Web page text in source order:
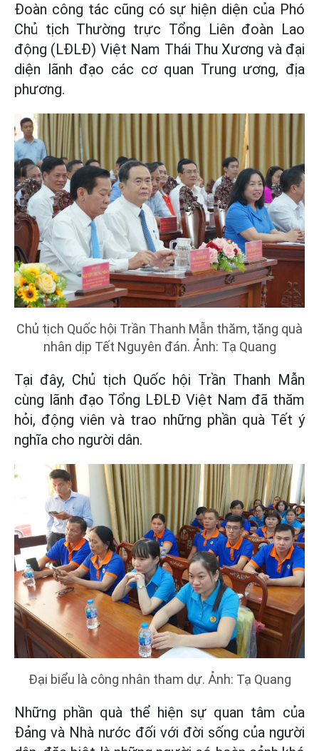
Đoàn công tác cũng có sự hiện diện của Phó
Chủ tịch Thường trực Tổng Liên đoàn Lao
động (LĐLĐ) Việt Nam Thái Thu Xương và đại
diện lãnh đạo các cơ quan Trung ương, địa
phương.
Chủ tịch Quốc hội Trần Thanh Mẫn thăm, tặng quà
nhân dịp Tết Nguyên đán. Ảnh: Tạ Quang
Tại đây, Chủ tịch Quốc hội Trần Thanh Mẫn
cùng lãnh đạo Tổng LĐLĐ Việt Nam đã thăm
hỏi, động viên và trao những phần quà Tết ý
nghĩa cho người dân.
Đại biểu là công nhân tham dự. Ảnh: Tạ Quang
Những phần quà thể hiện sự quan tâm của
Đảng và Nhà nước đối với đời sống của người